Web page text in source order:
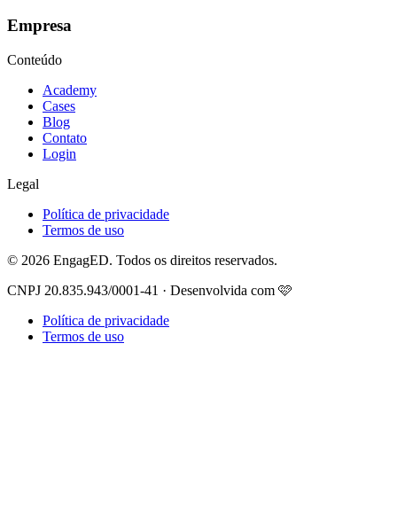
Empresa
Conteúdo
Academy
Cases
Blog
Contato
Login
Legal
Política de privacidade
Termos de uso
© 2026 EngagED. Todos os direitos reservados.
CNPJ 20.835.943/0001-41 · Desenvolvida com 🩷
Política de privacidade
Termos de uso